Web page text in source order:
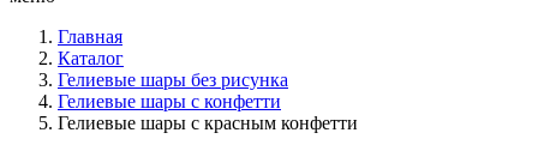
Главная
Каталог
Гелиевые шары без рисунка
Гелиевые шары с конфетти
Гелиевые шары с красным конфетти